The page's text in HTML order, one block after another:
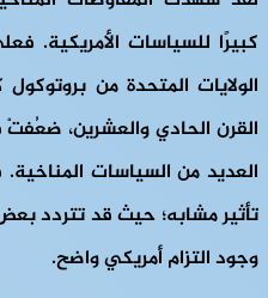
كبيرًا للسياسات الأمريكية.
الولايات المتحدة من
القرن الحادي والعشرين، ضعُفتْ
العديد من السياسات
تأثير مشابه؛ حيث قد تتردد
وجود التزام أمريكي واضح.